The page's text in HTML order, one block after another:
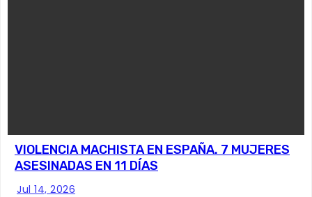
VIOLENCIA MACHISTA EN ESPAÑA. 7 MUJERES
ASESINADAS EN 11 DÍAS
Jul 14, 2026